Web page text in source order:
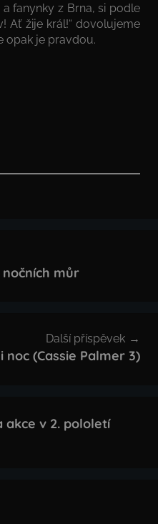
fanynky z Brna, si podle
Ať žije král!“ dovolujeme
opak je pravdou.
můr
Další příspěvek
noc (Cassie Palmer 3)
akce v 2. pololetí